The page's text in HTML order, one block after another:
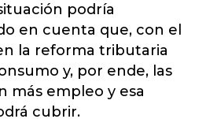
podría
en cuenta que, con el
la reforma tributaria
y, por ende, las
más empleo y esa
cubrir.